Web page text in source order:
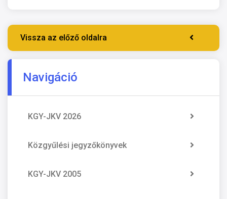
Vissza az előző oldalra
Navigáció
KGY-JKV 2026
Közgyűlési jegyzőkönyvek
KGY-JKV 2005